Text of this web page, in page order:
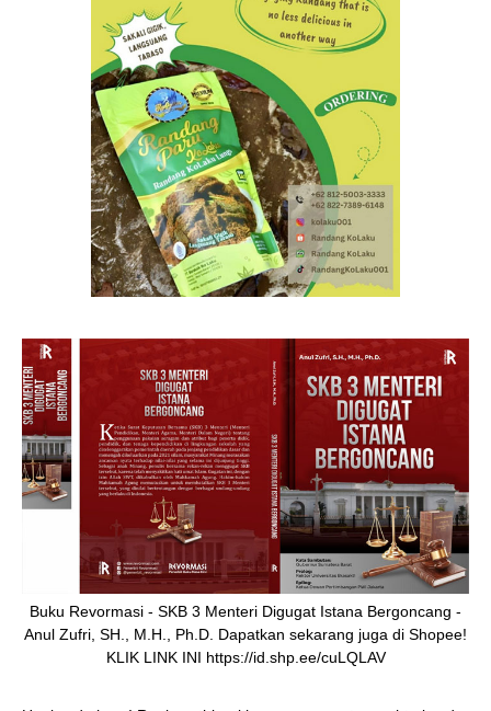
Buku Revormasi - SKB 3 Menteri Digugat Istana Bergoncang -
Anul Zufri, SH., M.H., Ph.D. Dapatkan sekarang juga di Shopee!
KLIK LINK INI https://id.shp.ee/cuLQLAV